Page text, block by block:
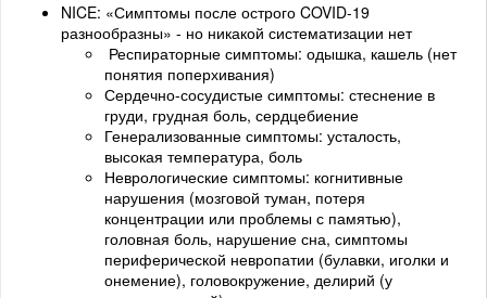
NICE: «Симптомы после острого COVID-19
разнообразны» - но никакой систематизации нет
Респираторные симптомы: одышка, кашель (нет
понятия поперхивания)
Сердечно-сосудистые симптомы: стеснение в
груди, грудная боль, сердцебиение
Генерализованные симптомы: усталость,
высокая температура, боль
Неврологические симптомы: когнитивные
нарушения (мозговой туман, потеря
концентрации или проблемы с памятью),
головная боль, нарушение сна, симптомы
периферической невропатии (булавки, иголки и
онемение), головокружение, делирий (у